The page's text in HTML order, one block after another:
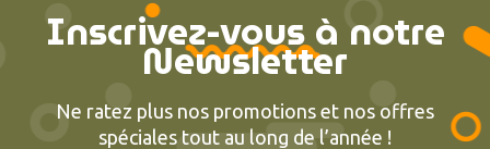
Inscrivez-vous à notre
Newsletter
Ne ratez plus nos promotions et nos offres
spéciales tout au long de l’année !